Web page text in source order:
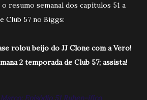
resumo semanal dos capítulos 51 a
Club 57 no Biggs:
rolou beijo do JJ Clone com a Vero!
2 temporada de Club 57; assista!
Episódio 51 Ruben-ífico